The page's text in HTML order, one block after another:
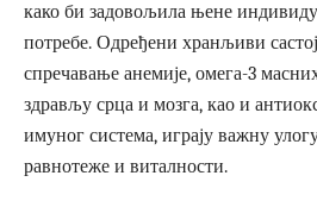
како би задовољила њене
потребе. Одређени хранљиви
спречавање анемије, омега-3
здрављу срца и мозга, као и
имуног система, играју важну
равнотеже и виталности.